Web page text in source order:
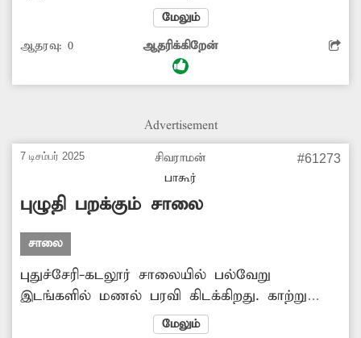
திறக்கப்பட்டது. ஆனால் இதுவரை
பயன்பாட்டிற்கு கொண்டு வரவில்லை. மது
பிரியர்களின் அடைக்கலமாக பஸ் நிலையம்
மாறியுள்ளது. பஸ் நிலையத்துக்கு பஸ்கள் வந்து
மேலும்
ஆதரவு: 0 ஆதரிக்கிறேன்
Advertisement
7 டிசம்பர் 2025
சிவராமன்
பாகூர்
#61273
புழுதி பறக்கும் சாலை
சாலை
புதுச்சேரி-கடலூர் சாலையில் பல்வேறு
இடங்களில் மணல் பரவி கிடக்கிறது. காற்று
வீசும்போது மணல் பறப்பதால் வாகனத்தில்
மேலும்